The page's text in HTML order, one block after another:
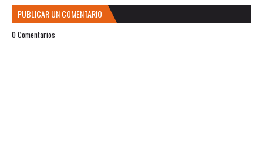
PUBLICAR UN COMENTARIO
0 Comentarios